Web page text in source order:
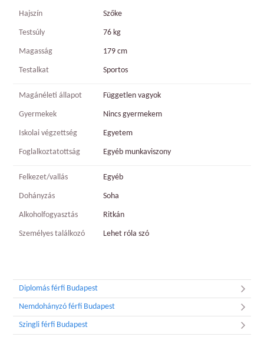
Hajszín Szőke
Testsúly 76 kg
Magasság 179 cm
Testalkat Sportos
Magánéleti állapot Független vagyok
Gyermekek Nincs gyermekem
Iskolai végzettség Egyetem
Foglalkoztatottság Egyéb munkaviszony
Felkezet/vallás Egyéb
Dohányzás Soha
Alkoholfogyasztás Ritkán
Személyes találkozó Lehet róla szó
Diplomás férfi Budapest
Nemdohányzó férfi Budapest
Szingli férfi Budapest